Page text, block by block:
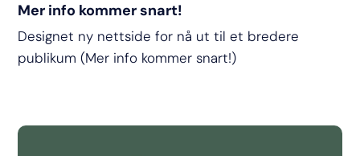
Mer info kommer snart!
Designet ny nettside for nå ut til et bredere
publikum (Mer info kommer snart!)